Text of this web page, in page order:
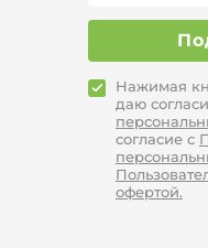
декоративные
(треугольной
Подбирая
рукавов,
середине.
оголенные
Нажимая
даю
согласие с
офертой.